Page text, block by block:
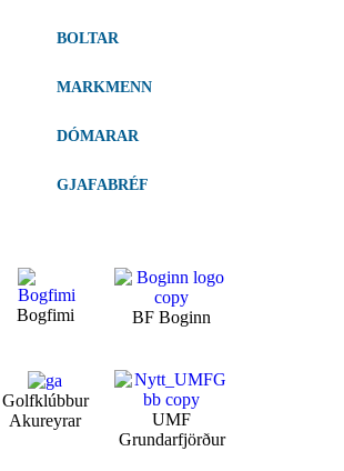
BOLTAR
MARKMENN
DÓMARAR
GJAFABRÉF
Bogfimi BF Boginn
Golfklúbbur
Akureyrar
UMF
Grundarfjörður